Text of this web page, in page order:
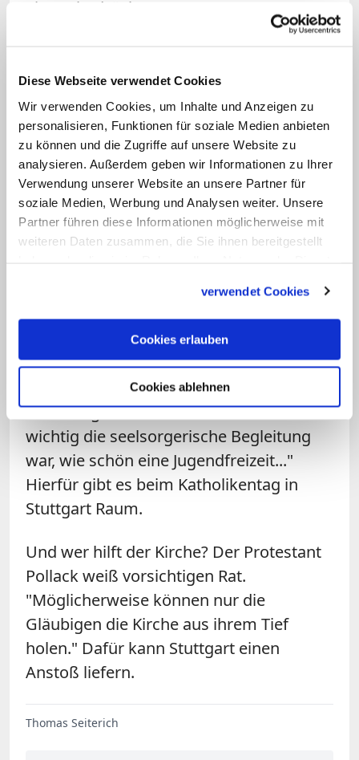
Diese Webseite verwendet Cookies
Wir verwenden Cookies, um Inhalte und Anzeigen zu
personalisieren, Funktionen für soziale Medien anbieten
zu können und die Zugriffe auf unsere Website zu
analysieren. Außerdem geben wir Informationen zu Ihrer
Verwendung unserer Website an unsere Partner für
soziale Medien, Werbung und Analysen weiter. Unsere
Partner führen diese Informationen möglicherweise mit
weiteren Daten zusammen, die Sie ihnen bereitgestellt
verwendet Cookies
Cookies erlauben
Cookies ablehnen
einem bedrückten Moment Mut zur
Bedrückende Zeiten in der katholischen
Kirche in Deutschland. Woher kommt
Hilfe? Am wenigsten wohl von den
Oberhirten. Der ReligionssoziologeDetlef
Pollack, der als Nichtkatholik die
katholische Kirche nicht gänzlich ohne
Sympathie betrachtet, analysiert: "Die
Handlungsmöglichkeiten der
Alles, was sie sagt, wird sofort unter
Verdacht gestellt. Heilung und
Aussöhnung werden vermutlich nur
möglich sein, wenn Menschen, denen der
Glaube etwas bedeutet, von den guten
Erfahrungen mit der Kirche erzählen. Wie
wichtig die seelsorgerische Begleitung
war, wie schön eine Jugendfreizeit..."
Hierfür gibt es beim Katholikentag in
Stuttgart Raum.
Und wer hilft der Kirche? Der Protestant
Pollack weiß vorsichtigen Rat.
"Möglicherweise können nur die
Gläubigen die Kirche aus ihrem Tief
holen." Dafür kann Stuttgart einen
Anstoß liefern.
Thomas Seiterich